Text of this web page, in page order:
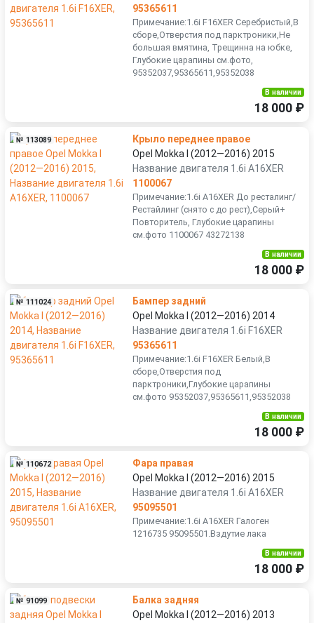
95365611
Примечание:1.6i F16XER Серебристый,В
сборе,Отверстия под парктроники,Не
большая вмятина, Трещинна на юбке,
Глубокие царапины см.фото,
95352037,95365611,95352038
В наличии
18 000 ₽
№ 113089
Крыло переднее правое
Opel Mokka I (2012—2016) 2015
Название двигателя 1.6i A16XER
1100067
Примечание:1.6i A16XER До ресталинг/
Рестайлинг (снято с до рест),Серый+
Повторитель, Глубокие царапины
см.фото 1100067 43272138
В наличии
18 000 ₽
№ 111024
Бампер задний
Opel Mokka I (2012—2016) 2014
Название двигателя 1.6i F16XER
95365611
Примечание:1.6i F16XER Белый,В
сборе,Отверстия под
парктроники,Глубокие царапины
см.фото 95352037,95365611,95352038
В наличии
18 000 ₽
№ 110672
Фара правая
Opel Mokka I (2012—2016) 2015
Название двигателя 1.6i A16XER
95095501
Примечание:1.6i A16XER Галоген
1216735 95095501.Вздутие лака
В наличии
18 000 ₽
№ 91099
Балка задняя
Opel Mokka I (2012—2016) 2013